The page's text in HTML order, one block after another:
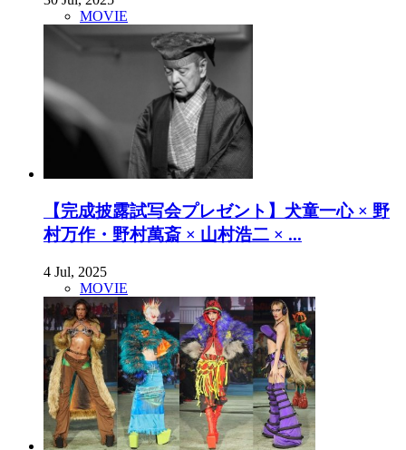
MOVIE
【完成披露試写会プレゼント】犬童一心 × 野
村万作・野村萬斎 × 山村浩二 × ...
4 Jul, 2025
MOVIE